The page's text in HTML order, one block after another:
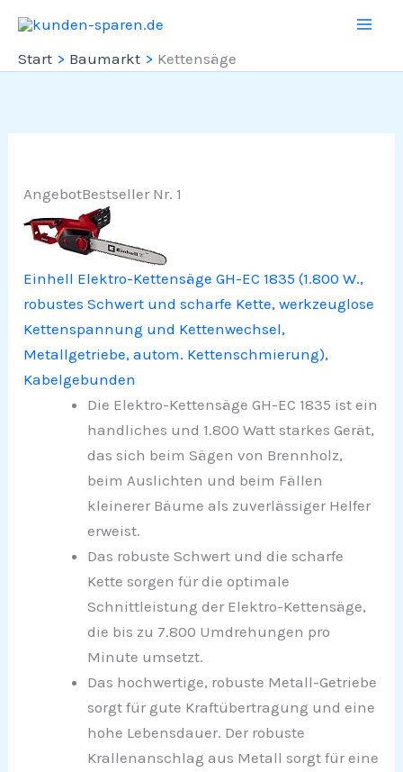
Inhalt
springen
Start Baumarkt Kettensäge
AngebotBestseller Nr. 1
Einhell Elektro-Kettensäge GH-EC 1835 (1.800 W.,
robustes Schwert und scharfe Kette, werkzeuglose
Kettenspannung und Kettenwechsel,
Metallgetriebe, autom. Kettenschmierung),
Kabelgebunden
Die Elektro-Kettensäge GH-EC 1835 ist ein
handliches und 1.800 Watt starkes Gerät,
das sich beim Sägen von Brennholz,
beim Auslichten und beim Fällen
kleinerer Bäume als zuverlässiger Helfer
erweist.
Das robuste Schwert und die scharfe
Kette sorgen für die optimale
Schnittleistung der Elektro-Kettensäge,
die bis zu 7.800 Umdrehungen pro
Minute umsetzt.
Das hochwertige, robuste Metall-Getriebe
sorgt für gute Kraftübertragung und eine
hohe Lebensdauer. Der robuste
Krallenanschlag aus Metall sorgt für eine